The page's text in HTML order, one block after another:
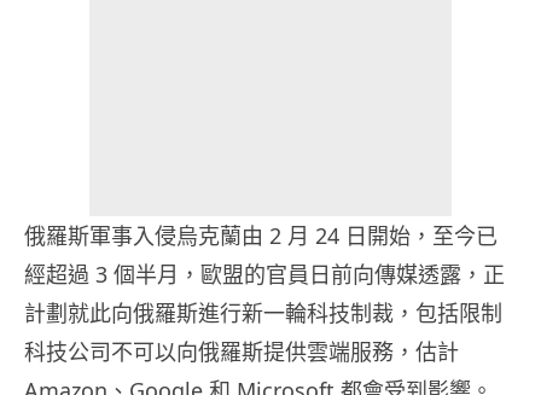
俄羅斯軍事入侵烏克蘭由 2 月 24 日開始，至今已
經超過 3 個半月，歐盟的官員日前向傳媒透露，正
計劃就此向俄羅斯進行新一輪科技制裁，包括限制
科技公司不可以向俄羅斯提供雲端服務，估計